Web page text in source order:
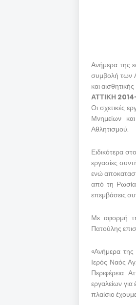
Ανήμερα της
συμβολή των
και
ΑΤΤΙΚΗ
Οι σχετικές
Μνημείων
Αθλητισμού.
Ειδικότερα
εργασίες
ενώ
από τη
επεμβάσεις
Με αφορμή
Πατούλης
«Ανήμερα
Ιερός Ναός
Περιφέρεια
εργαλείων για
πλαίσιο